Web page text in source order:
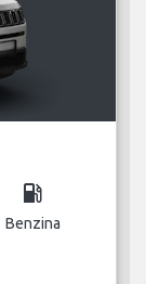
local_gas_station
Benzina